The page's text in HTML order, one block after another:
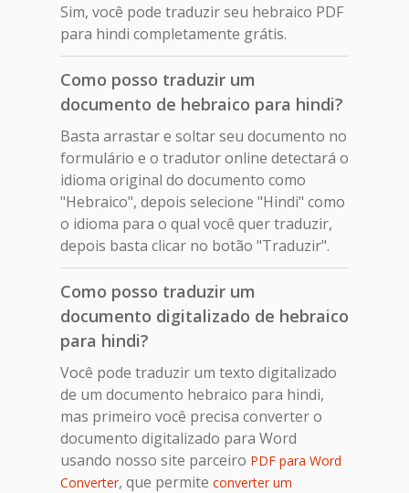
Sim, você pode traduzir seu hebraico PDF
para hindi completamente grátis.
Como posso traduzir um
documento de hebraico para hindi?
Basta arrastar e soltar seu documento no
formulário e o tradutor online detectará o
idioma original do documento como
"Hebraico", depois selecione "Hindi" como
o idioma para o qual você quer traduzir,
depois basta clicar no botão "Traduzir".
Como posso traduzir um
documento digitalizado de hebraico
para hindi?
Você pode traduzir um texto digitalizado
de um documento hebraico para hindi,
mas primeiro você precisa converter o
documento digitalizado para Word
usando nosso site parceiro PDF para Word
Converter, que permite converter um